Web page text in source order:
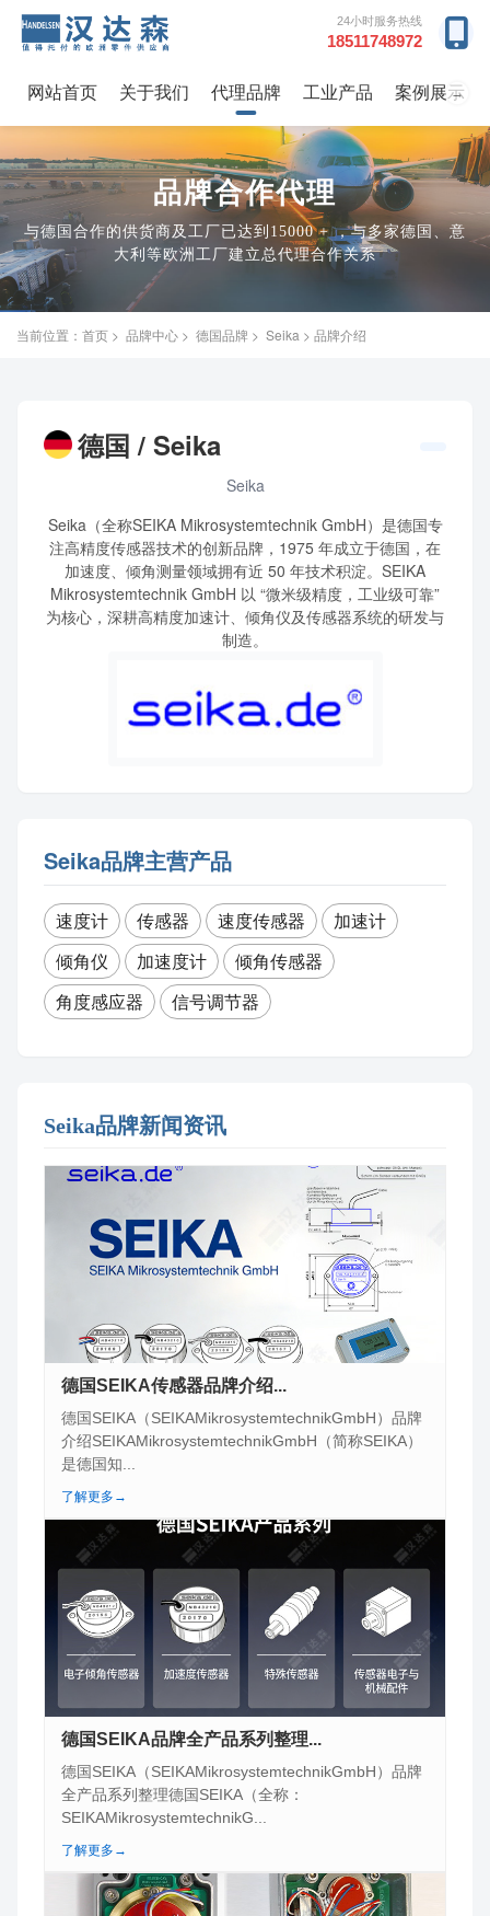
24小时服务热线
18511748972
→
网站首页 关于我们 代理品牌 工业产品 案例展示
品牌合作代理
与德国合作的供货商及工厂已达到15000 + ，与多家德国、意
大利等欧洲工厂建立总代理合作关系
当前位置： 首页 > 品牌中心 > 德国品牌 > Seika > 品牌介绍
德国 / Seika
Seika
Seika（全称SEIKA Mikrosystemtechnik GmbH）是德国专
注高精度传感器技术的创新品牌，1975 年成立于德国，在
加速度、倾角测量领域拥有近 50 年技术积淀。SEIKA
Mikrosystemtechnik GmbH 以 “微米级精度，工业级可靠”
为核心，深耕高精度加速计、倾角仪及传感器系统的研发与
制造。
Seika品牌主营产品
速度计 传感器 速度传感器
加速计
倾角仪
加速度计
倾角传感器
角度感应器
信号调节器
Seika品牌新闻资讯
德国SEIKA传感器品牌介绍...
德国SEIKA（SEIKAMikrosystemtechnikGmbH）品牌
介绍SEIKAMikrosystemtechnikGmbH（简称SEIKA）
是德国知...
了解更多→
德国SEIKA品牌全产品系列整理...
德国SEIKA（SEIKAMikrosystemtechnikGmbH）品牌
全产品系列整理德国SEIKA（全称：
SEIKAMikrosystemtechnikG...
了解更多→